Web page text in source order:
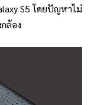
S5 โดยปัญหาไม่
ล้อง